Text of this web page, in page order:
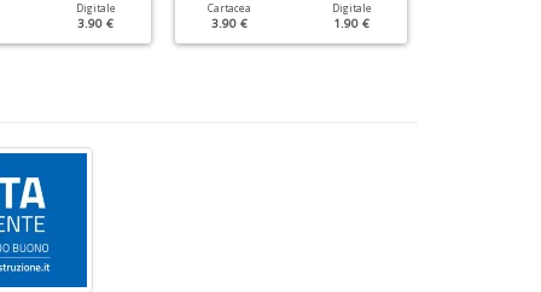
Digitale
3.90 €
Cartacea
3.90 €
Digitale
1.90 €